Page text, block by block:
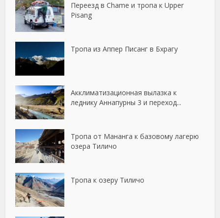
Переезд в Chame и тропа к Upper
Pisang
Тропа из Аппер Писанг в Бхрагу
Акклиматизационная вылазка к
леднику Аннапурны 3 и переход...
Тропа от Мананга к базовому лагерю
озера Тиличо
Тропа к озеру Тиличо